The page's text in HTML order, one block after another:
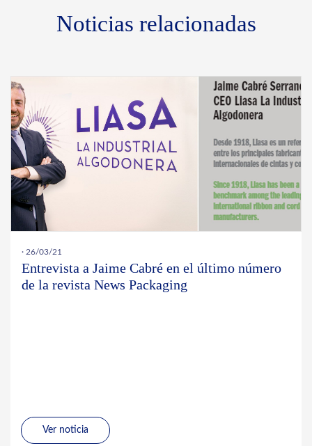
Noticias relacionadas
· 26/03/21
Entrevista a Jaime Cabré en el último número
de la revista News Packaging
Ver noticia